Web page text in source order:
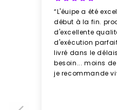
“L'éuipe a été
début à la fin.
d'excellente
d'exécution
livré dans le
besoin... moins
je recommande